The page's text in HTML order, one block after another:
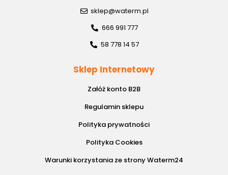
sklep@waterm.pl
666 991 777
58 778 14 57
Sklep Internetowy
Załóż konto B2B
Regulamin sklepu
Polityka prywatności
Polityka Cookies
Warunki korzystania ze strony Waterm24